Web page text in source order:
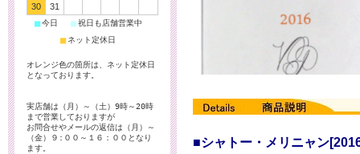
■シャトー・メリニャン
30
31
■今日 ■祝日も店舗営業中
■ネット定休日
オレンジ色の箇所は、ネット定休日
となっております。
実店舗は（月）～（土）9時～20時
まで営業しておりますが
お問合せやメールの返信は（月）～
（金）９:００～１６：００となり
ます。